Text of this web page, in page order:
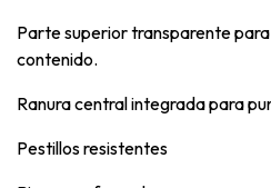
Parte superior transparente
contenido.
Ranura central integrada para
Pestillos resistentes